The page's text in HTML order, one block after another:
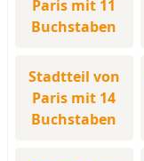
Paris mit 11
Buchstaben
Stadtteil von
Paris mit 14
Buchstaben